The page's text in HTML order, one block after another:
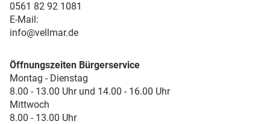
0561 82 92 1081
E-Mail:
info@vellmar.de
Öffnungszeiten Bürgerservice
Montag - Dienstag
8.00 - 13.00 Uhr und 14.00 - 16.00 Uhr
Mittwoch
8.00 - 13.00 Uhr